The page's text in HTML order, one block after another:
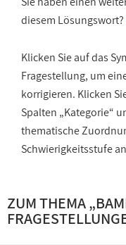
diesem Lösungswort?
Klicken Sie auf das
Fragestellung, um
korrigieren. Klicken
Spalten „Kategorie“
thematische
Schwierigkeitsstufe
ZUM THEMA